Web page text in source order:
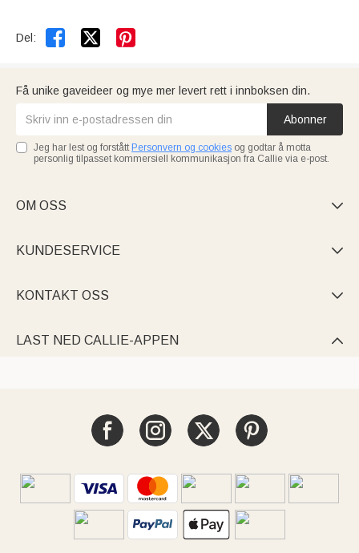
Del:  
Få unike gaveideer og mye mer levert rett i innboksen din.
Abonner
Jeg har lest og forstått Personvern og cookies og godtar å motta
personlig tilpasset kommersiell kommunikasjon fra Callie via e-post.
OM OSS 
KUNDESERVICE 
KONTAKT OSS 
LAST NED CALLIE-APPEN 